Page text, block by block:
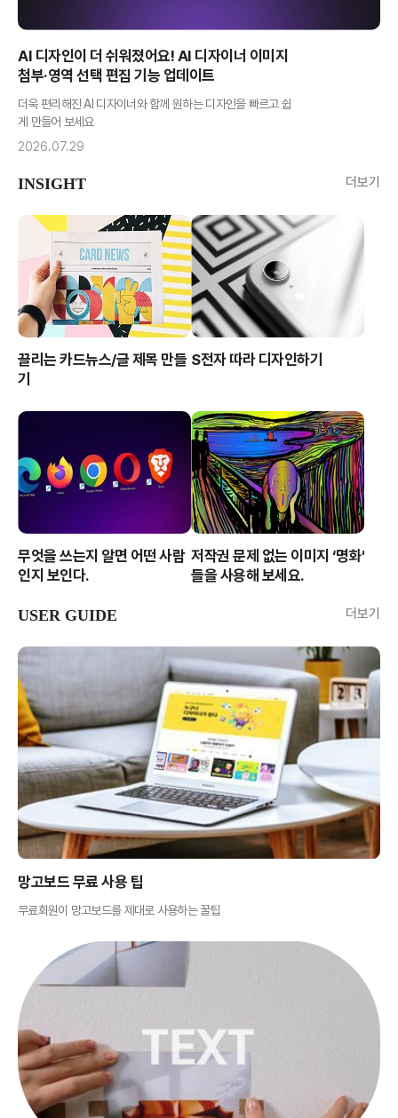
AI 디자인이 더 쉬워졌어요! AI 디자이너 이미지
첨부·영역 선택 편집 기능 업데이트
더욱 편리해진 AI 디자이너와 함께 원하는 디자인을 빠르고 쉽
게 만들어 보세요
2026.07.29
INSIGHT 더보기
끌리는 카드뉴스/글 제목 만들
기
S전자 따라 디자인하기
무엇을 쓰는지 알면 어떤 사람
인지 보인다.
저작권 문제 없는 이미지 ‘명화’
들을 사용해 보세요.
USER GUIDE 더보기
망고보드 무료 사용 팁
무료회원이 망고보드를 제대로 사용하는 꿀팁